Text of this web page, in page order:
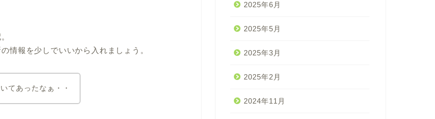
情報を少しでいいから入れましょう。
てあったなぁ・・
2025年6月
2025年5月
2025年3月
2025年2月
2024年11月